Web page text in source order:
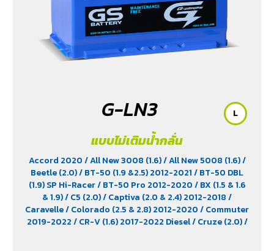
G-LN3
แบบไม่เติมน้ำกลั่น
Accord 2020/ All New 3008 (1.6)/ All New 5008 (1.6)/
Beetle (2.0)/ BT-50 (1.9 &2.5) 2012-2021/ BT-50 DBL
(1.9) SP Hi-Racer/ BT-50 Pro 2012-2020/ BX (1.5 & 1.6
& 1.9)/ C5 (2.0)/ Captiva (2.0 & 2.4) 2012-2018/
Caravelle/ Colorado (2.5 & 2.8) 2012-2020/ Commuter
2019-2022/ CR-V (1.6) 2017-2022 Diesel/ Cruze (2.0)/
L